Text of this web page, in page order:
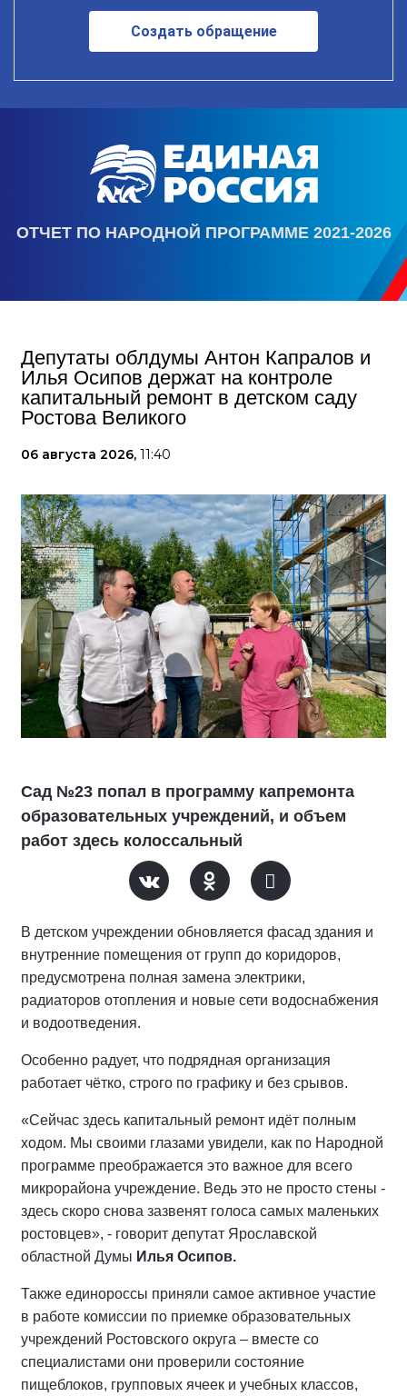
Создать обращение
ОТЧЕТ ПО НАРОДНОЙ ПРОГРАММЕ 2021-2026
Депутаты облдумы Антон Капралов и
Илья Осипов держат на контроле
капитальный ремонт в детском саду
Ростова Великого
06 августа 2026, 11:40
Сад №23 попал в программу капремонта
образовательных учреждений, и объем
работ здесь колоссальный
В детском учреждении обновляется фасад здания и
внутренние помещения от групп до коридоров,
предусмотрена полная замена электрики,
радиаторов отопления и новые сети водоснабжения
и водоотведения.
Особенно радует, что подрядная организация
работает чётко, строго по графику и без срывов.
«Сейчас здесь капитальный ремонт идёт полным
ходом. Мы своими глазами увидели, как по Народной
программе преображается это важное для всего
микрорайона учреждение. Ведь это не просто стены -
здесь скоро снова зазвенят голоса самых маленьких
ростовцев», - говорит депутат Ярославской
областной Думы Илья Осипов.
Также единороссы приняли самое активное участие
в работе комиссии по приемке образовательных
учреждений Ростовского округа – вместе со
специалистами они проверили состояние
пищеблоков, групповых ячеек и учебных классов,